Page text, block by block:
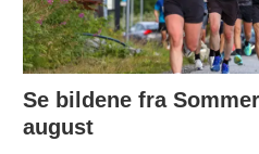
Se bildene fra
august